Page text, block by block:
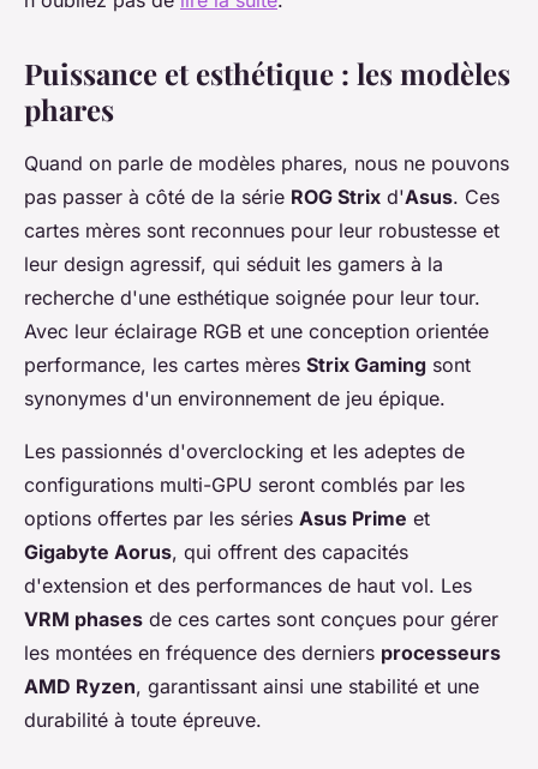
Puissance et esthétique : les modèles
phares
Quand on parle de modèles phares, nous ne pouvons
pas passer à côté de la série ROG Strix d'Asus. Ces
cartes mères sont reconnues pour leur robustesse et
leur design agressif, qui séduit les gamers à la
recherche d'une esthétique soignée pour leur tour.
Avec leur éclairage RGB et une conception orientée
performance, les cartes mères Strix Gaming sont
synonymes d'un environnement de jeu épique.
Les passionnés d'overclocking et les adeptes de
configurations multi-GPU seront comblés par les
options offertes par les séries Asus Prime et
Gigabyte Aorus, qui offrent des capacités
d'extension et des performances de haut vol. Les
VRM phases de ces cartes sont conçues pour gérer
les montées en fréquence des derniers processeurs
AMD Ryzen, garantissant ainsi une stabilité et une
durabilité à toute épreuve.